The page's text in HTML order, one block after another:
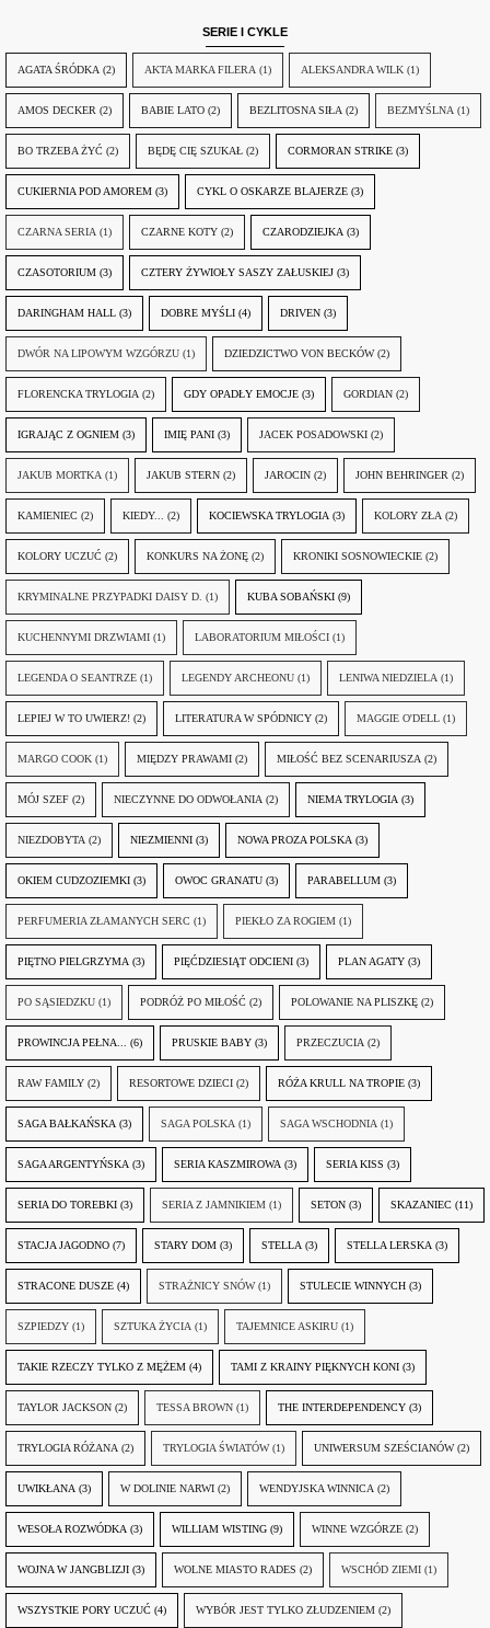
SERIE I CYKLE
AGATA ŚRÓDKA (2) AKTA MARKA FILERA (1) ALEKSANDRA WILK (1)
AMOS DECKER (2) BABIE LATO (2) BEZLITOSNA SIŁA (2) BEZMYŚLNA (1)
BO TRZEBA ŻYĆ (2) BĘDĘ CIĘ SZUKAŁ (2) CORMORAN STRIKE (3)
CUKIERNIA POD AMOREM (3) CYKL O OSKARZE BLAJERZE (3)
CZARNA SERIA (1) CZARNE KOTY (2) CZARODZIEJKA (3)
CZASOTORIUM (3) CZTERY ŻYWIOŁY SASZY ZAŁUSKIEJ (3)
DARINGHAM HALL (3) DOBRE MYŚLI (4) DRIVEN (3)
DWÓR NA LIPOWYM WZGÓRZU (1) DZIEDZICTWO VON BECKÓW (2)
FLORENCKA TRYLOGIA (2) GDY OPADŁY EMOCJE (3) GORDIAN (2)
IGRAJĄC Z OGNIEM (3) IMIĘ PANI (3) JACEK POSADOWSKI (2)
JAKUB MORTKA (1) JAKUB STERN (2) JAROCIN (2) JOHN BEHRINGER (2)
KAMIENIEC (2) KIEDY... (2) KOCIEWSKA TRYLOGIA (3) KOLORY ZŁA (2)
KOLORY UCZUĆ (2) KONKURS NA ŻONĘ (2) KRONIKI SOSNOWIECKIE (2)
KRYMINALNE PRZYPADKI DAISY D. (1) KUBA SOBAŃSKI (9)
KUCHENNYMI DRZWIAMI (1) LABORATORIUM MIŁOŚCI (1)
LEGENDA O SEANTRZE (1) LEGENDY ARCHEONU (1) LENIWA NIEDZIELA (1)
LEPIEJ W TO UWIERZ! (2) LITERATURA W SPÓDNICY (2) MAGGIE O'DELL (1)
MARGO COOK (1) MIĘDZY PRAWAMI (2) MIŁOŚĆ BEZ SCENARIUSZA (2)
MÓJ SZEF (2) NIECZYNNE DO ODWOŁANIA (2) NIEMA TRYLOGIA (3)
NIEZDOBYTA (2) NIEZMIENNI (3) NOWA PROZA POLSKA (3)
OKIEM CUDZOZIEMKI (3) OWOC GRANATU (3) PARABELLUM (3)
PERFUMERIA ZŁAMANYCH SERC (1) PIEKŁO ZA ROGIEM (1)
PIĘTNO PIELGRZYMA (3) PIĘĆDZIESIĄT ODCIENI (3) PLAN AGATY (3)
PO SĄSIEDZKU (1) PODRÓŻ PO MIŁOŚĆ (2) POLOWANIE NA PLISZKĘ (2)
PROWINCJA PEŁNA... (6) PRUSKIE BABY (3) PRZECZUCIA (2)
RAW FAMILY (2) RESORTOWE DZIECI (2) RÓŻA KRULL NA TROPIE (3)
SAGA BAŁKAŃSKA (3) SAGA POLSKA (1) SAGA WSCHODNIA (1)
SAGA ARGENTYŃSKA (3) SERIA KASZMIROWA (3) SERIA KISS (3)
SERIA DO TOREBKI (3) SERIA Z JAMNIKIEM (1) SETON (3) SKAZANIEC (11)
STACJA JAGODNO (7) STARY DOM (3) STELLA (3) STELLA LERSKA (3)
STRACONE DUSZE (4) STRAŻNICY SNÓW (1) STULECIE WINNYCH (3)
SZPIEDZY (1) SZTUKA ŻYCIA (1) TAJEMNICE ASKIRU (1)
TAKIE RZECZY TYLKO Z MĘŻEM (4) TAMI Z KRAINY PIĘKNYCH KONI (3)
TAYLOR JACKSON (2) TESSA BROWN (1) THE INTERDEPENDENCY (3)
TRYLOGIA RÓŻANA (2) TRYLOGIA ŚWIATÓW (1) UNIWERSUM SZEŚCIANÓW (2)
UWIKŁANA (3) W DOLINIE NARWI (2) WENDYJSKA WINNICA (2)
WESOŁA ROZWÓDKA (3) WILLIAM WISTING (9) WINNE WZGÓRZE (2)
WOJNA W JANGBLIZJI (3) WOLNE MIASTO RADES (2) WSCHÓD ZIEMI (1)
WSZYSTKIE PORY UCZUĆ (4) WYBÓR JEST TYLKO ZŁUDZENIEM (2)